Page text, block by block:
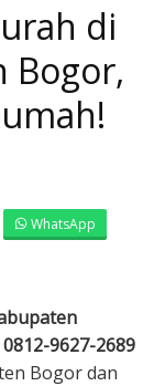
di
Bogor,
WhatsApp
9627-2689
Bogor dan